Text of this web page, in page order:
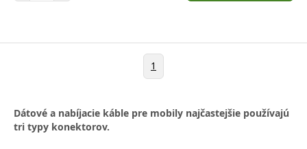
1
Dátové a nabíjacie káble pre mobily najčastejšie používajú
tri typy konektorov.